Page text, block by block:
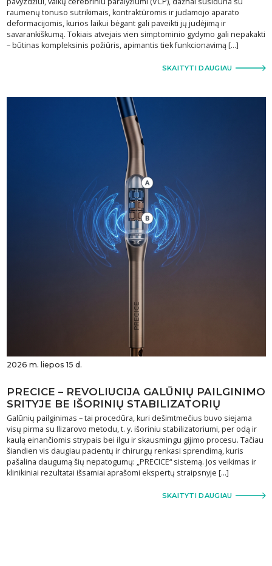
raumenų tonuso sutrikimais, kontraktūromis ir judamojo aparato
deformacijomis, kurios laikui bėgant gali paveikti jų judėjimą ir
savarankiškumą. Tokiais atvejais vien simptominio gydymo gali nepakakti
– būtinas kompleksinis požiūris, apimantis tiek funkcionavimą […]
SKAITYTI DAUGIAU
2026 m. liepos 15 d.
PRECICE – REVOLIUCIJA GALŪNIŲ PAILGINIMO
SRITYJE BE IŠORINIŲ STABILIZATORIŲ
Galūnių pailginimas – tai procedūra, kuri dešimtmečius buvo siejama
visų pirma su Ilizarovo metodu, t. y. išoriniu stabilizatoriumi, per odą ir
kaulą einančiomis strypais bei ilgu ir skausmingu gijimo procesu. Tačiau
šiandien vis daugiau pacientų ir chirurgų renkasi sprendimą, kuris
pašalina daugumą šių nepatogumų: „PRECICE“ sistemą. Jos veikimas ir
klinikiniai rezultatai išsamiai aprašomi ekspertų straipsnyje […]
SKAITYTI DAUGIAU